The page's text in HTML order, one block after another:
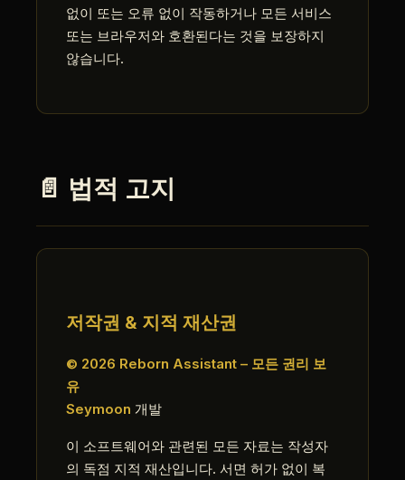
없이 또는 오류 없이 작동하거나 모든 서비스
또는 브라우저와 호환된다는 것을 보장하지
않습니다.
📄 법적 고지
저작권 & 지적 재산권
© 2026 Reborn Assistant – 모든 권리 보
유
Seymoon 개발
이 소프트웨어와 관련된 모든 자료는 작성자
의 독점 지적 재산입니다. 서면 허가 없이 복